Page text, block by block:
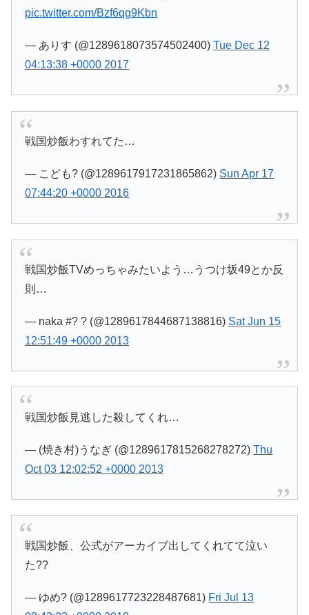
pic.twitter.com/Bzf6qg9Kbn
— ありす (@1289618073574502400)Tue Dec 12
04:13:38 +0000 2017
戦国炒飯わすれてた…
— こども? (@1289617917231865862) Sun Apr 17
07:44:20 +0000 2016
戦国炒飯TVめっちゃみたいよう…うつけ坂49とか反
則…
— naka #? ? (@1289617844687138816) Sat Jun 15
12:51:49 +0000 2013
戦国炒飯見逃した殺してくれ…
— (焼き村)うなぎ (@1289617815268278272)Thu
Oct 03 12:02:52 +0000 2013
戦国炒飯、公式がアーカイブ出してくれてて泣い
た??
— ゆめ? (@1289617723228487681) Fri Jul 13